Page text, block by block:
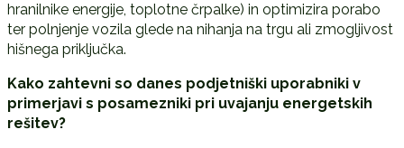
hranilnike energije, toplotne črpalke) in optimizira porabo
ter polnjenje vozila glede na nihanja na trgu ali zmogljivost
hišnega priključka.
Kako zahtevni so danes podjetniški uporabniki v
primerjavi s posamezniki pri uvajanju energetskih
rešitev?